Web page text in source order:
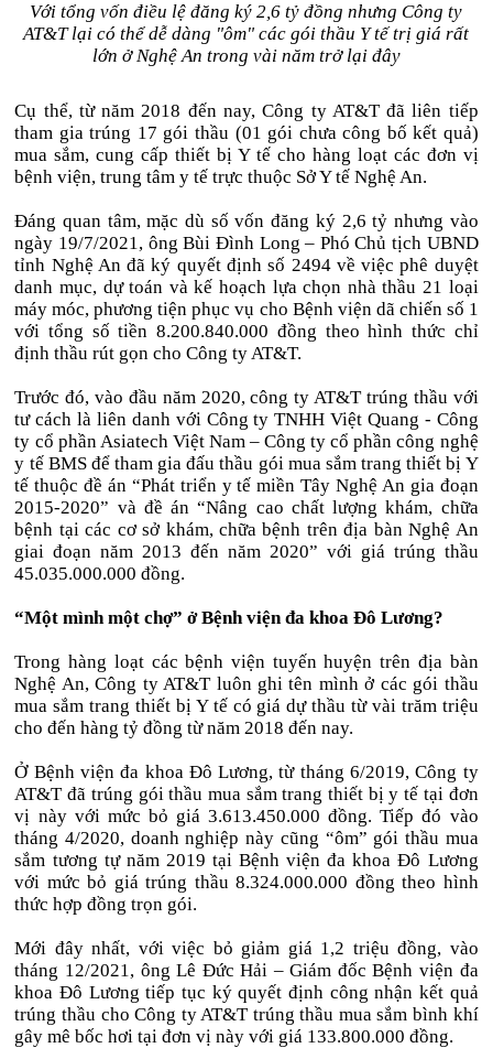
Với tổng vốn điều lệ đăng ký 2,6 tỷ đồng nhưng Công ty
AT&T lại có thể dễ dàng "ôm" các gói thầu Y tế trị giá rất
lớn ở Nghệ An trong vài năm trở lại đây
Cụ thể, từ năm 2018 đến nay, Công ty AT&T đã liên tiếp
tham gia trúng 17 gói thầu (01 gói chưa công bố kết quả)
mua sắm, cung cấp thiết bị Y tế cho hàng loạt các đơn vị
bệnh viện, trung tâm y tế trực thuộc Sở Y tế Nghệ An.
Đáng quan tâm, mặc dù số vốn đăng ký 2,6 tỷ nhưng vào
ngày 19/7/2021, ông Bùi Đình Long – Phó Chủ tịch UBND
tỉnh Nghệ An đã ký quyết định số 2494 về việc phê duyệt
danh mục, dự toán và kế hoạch lựa chọn nhà thầu 21 loại
máy móc, phương tiện phục vụ cho Bệnh viện dã chiến số 1
với tổng số tiền 8.200.840.000 đồng theo hình thức chỉ
định thầu rút gọn cho Công ty AT&T.
Trước đó, vào đầu năm 2020, công ty AT&T trúng thầu với
tư cách là liên danh với Công ty TNHH Việt Quang - Công
ty cổ phần Asiatech Việt Nam – Công ty cổ phần công nghệ
y tế BMS để tham gia đấu thầu gói mua sắm trang thiết bị Y
tế thuộc đề án “Phát triển y tế miền Tây Nghệ An gia đoạn
2015-2020” và đề án “Nâng cao chất lượng khám, chữa
bệnh tại các cơ sở khám, chữa bệnh trên địa bàn Nghệ An
giai đoạn năm 2013 đến năm 2020” với giá trúng thầu
45.035.000.000 đồng.
“Một mình một chợ” ở Bệnh viện đa khoa Đô Lương?
Trong hàng loạt các bệnh viện tuyến huyện trên địa bàn
Nghệ An, Công ty AT&T luôn ghi tên mình ở các gói thầu
mua sắm trang thiết bị Y tế có giá dự thầu từ vài trăm triệu
cho đến hàng tỷ đồng từ năm 2018 đến nay.
Ở Bệnh viện đa khoa Đô Lương, từ tháng 6/2019, Công ty
AT&T đã trúng gói thầu mua sắm trang thiết bị y tế tại đơn
vị này với mức bỏ giá 3.613.450.000 đồng. Tiếp đó vào
tháng 4/2020, doanh nghiệp này cũng “ôm” gói thầu mua
sắm tương tự năm 2019 tại Bệnh viện đa khoa Đô Lương
với mức bỏ giá trúng thầu 8.324.000.000 đồng theo hình
thức hợp đồng trọn gói.
Mới đây nhất, với việc bỏ giảm giá 1,2 triệu đồng, vào
tháng 12/2021, ông Lê Đức Hải – Giám đốc Bệnh viện đa
khoa Đô Lương tiếp tục ký quyết định công nhận kết quả
trúng thầu cho Công ty AT&T trúng thầu mua sắm bình khí
gây mê bốc hơi tại đơn vị này với giá 133.800.000 đồng.